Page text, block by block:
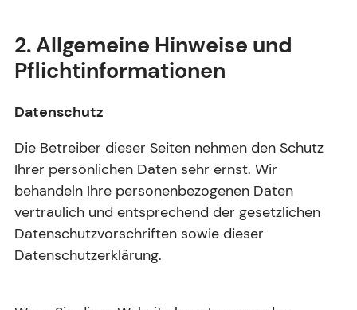
2. Allgemeine Hinweise und
Pflichtinformationen
Datenschutz
Die Betreiber dieser Seiten nehmen den Schutz
Ihrer persönlichen Daten sehr ernst. Wir
behandeln Ihre personenbezogenen Daten
vertraulich und entsprechend der gesetzlichen
Datenschutzvorschriften sowie dieser
Datenschutzerklärung.